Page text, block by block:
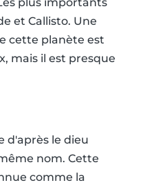
et Callisto. Une
cette planète est
mais il est presque
d'après le dieu
nom. Cette
comme la